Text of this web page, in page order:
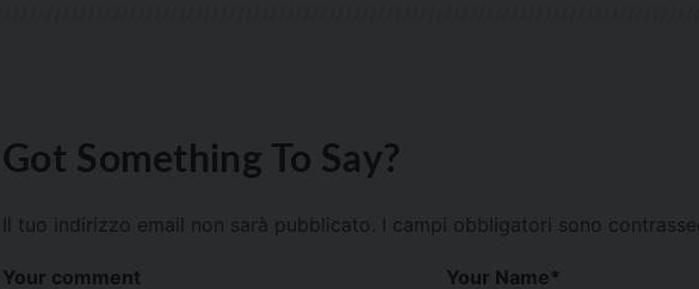
Got Something To Say?
Il tuo indirizzo email non sarà pubblicato. I campi obbligatori sono
Your comment Your Name*